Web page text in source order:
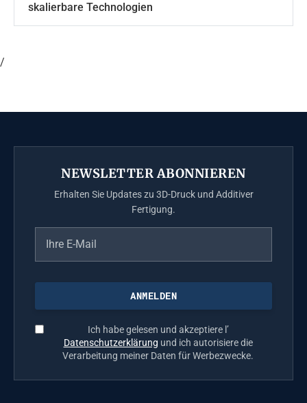
skalierbare Technologien
/
NEWSLETTER ABONNIEREN
Erhalten Sie Updates zu 3D-Druck und Additiver
Fertigung.
Ich habe gelesen und akzeptiere l’
Datenschutzerklärung und ich autorisiere die
Verarbeitung meiner Daten für Werbezwecke.